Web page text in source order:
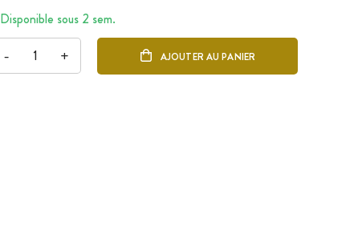
Disponible sous 2 sem.
- + AJOUTER AU PANIER